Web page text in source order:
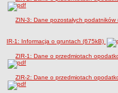
Informacja turystyczna
Regulamin i schemat
Przewodnik po urzędzie
Kodeks etyczny
ZIN-3: Dane pozostałych podatników
IR-1: Informacja o gruntach (675kB)
ZIR-1: Dane o przedmiotach
ZIR-2: Dane o przedmiotach